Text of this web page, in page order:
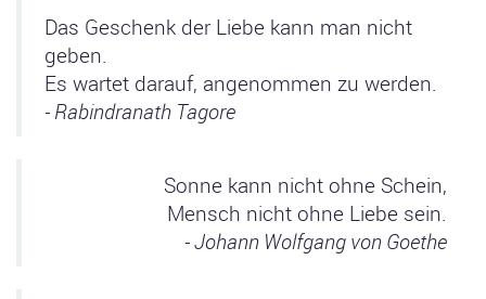
Das Geschenk der Liebe kann man nicht
geben.
Es wartet darauf, angenommen zu werden.
- Rabindranath Tagore
Sonne kann nicht ohne Schein,
Mensch nicht ohne Liebe sein.
- Johann Wolfgang von Goethe